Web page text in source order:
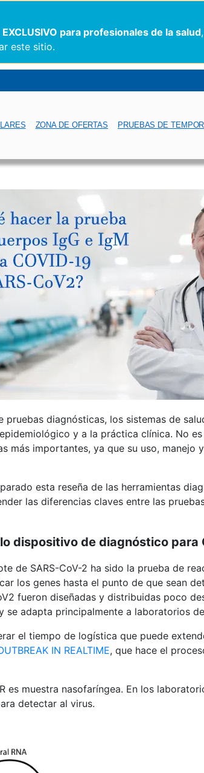
EXCLUSIVO para profesionales de la salud
este sitio.
ZONA DE OFERTAS PRUEBAS DE
diagnósticas, los sistemas de
y a la práctica clínica. No
más importantes, ya que su uso,
esta reseña de las herramientas
las diferencias claves entre las
dispositivo de diagnóstico para
de SARS-CoV-2 ha sido la prueba de
los genes hasta el punto de que sean
fueron diseñadas y distribuidas poco
adapta principalmente a laboratorios
el tiempo de logística que puede
IN REALTIME, que hace el
es muestra nasofaríngea. En los
detectar al virus.